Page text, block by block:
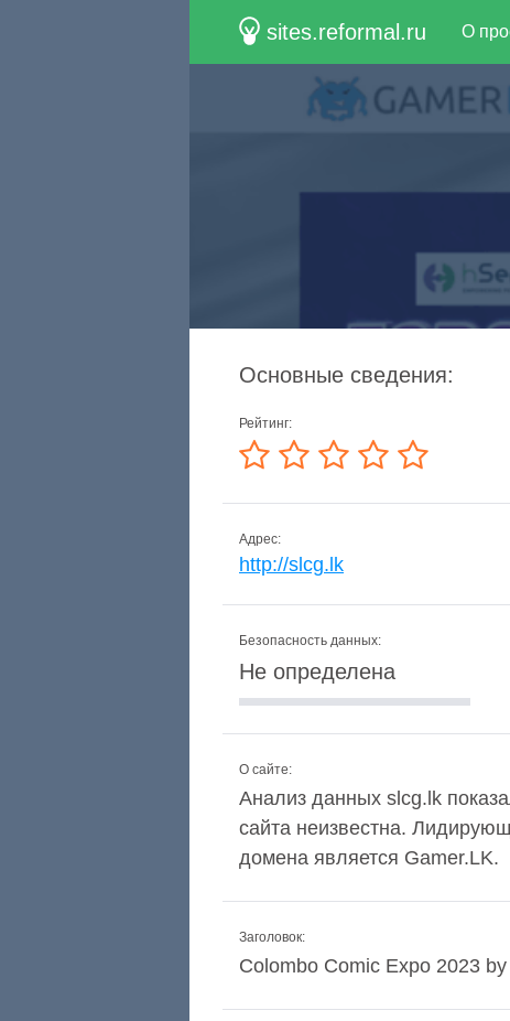
sites.reformal.ru О
Основные сведения:
Рейтинг:
Адрес:
http://slcg.lk
Безопасность данных:
Не определена
О сайте:
Анализ данных slcg.lk
сайта неизвестна.
домена является Gamer.LK.
Заголовок:
Colombo Comic Expo 2023